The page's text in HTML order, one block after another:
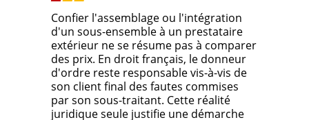
Confier l'assemblage ou l'intégration
d'un sous-ensemble à un prestataire
extérieur ne se résume pas à comparer
des prix. En droit français, le donneur
d'ordre reste responsable vis-à-vis de
son client final des fautes commises
par son sous-traitant. Cette réalité
juridique seule justifie une démarche